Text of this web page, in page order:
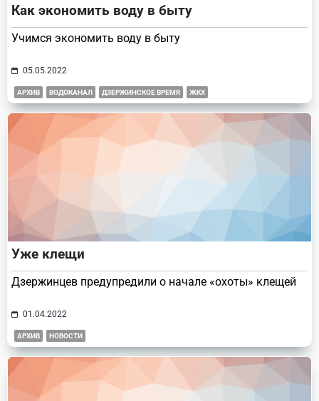
Как экономить воду в быту
Учимся экономить воду в быту
05.05.2022
АРХИВ ВОДОКАНАЛ ДЗЕРЖИНСКОЕ ВРЕМЯ ЖКХ
Уже клещи
Дзержинцев предупредили о начале «охоты» клещей
01.04.2022
АРХИВ НОВОСТИ